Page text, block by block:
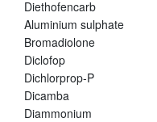
Diethofencarb
Aluminium sulphate
Bromadiolone
Diclofop
Dichlorprop-P
Dicamba
Diammonium